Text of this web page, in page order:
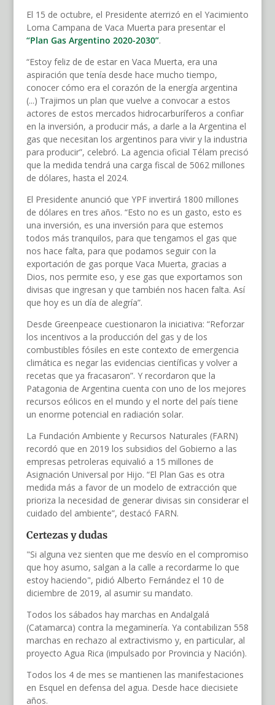
El 15 de octubre, el Presidente aterrizó en el Yacimiento
Loma Campana de Vaca Muerta para presentar el
“Plan Gas Argentino 2020-2030”.
“Estoy feliz de de estar en Vaca Muerta, era una
aspiración que tenía desde hace mucho tiempo,
conocer cómo era el corazón de la energía argentina
(...) Trajimos un plan que vuelve a convocar a estos
actores de estos mercados hidrocarburíferos a confiar
en la inversión, a producir más, a darle a la Argentina el
gas que necesitan los argentinos para vivir y la industria
para producir”, celebró. La agencia oficial Télam precisó
que la medida tendrá una carga fiscal de 5062 millones
de dólares, hasta el 2024.
El Presidente anunció que YPF invertirá 1800 millones
de dólares en tres años. “Esto no es un gasto, esto es
una inversión, es una inversión para que estemos
todos más tranquilos, para que tengamos el gas que
nos hace falta, para que podamos seguir con la
exportación de gas porque Vaca Muerta, gracias a
Dios, nos permite eso, y ese gas que exportamos son
divisas que ingresan y que también nos hacen falta. Así
que hoy es un día de alegría”.
Desde Greenpeace cuestionaron la iniciativa: “Reforzar
los incentivos a la producción del gas y de los
combustibles fósiles en este contexto de emergencia
climática es negar las evidencias científicas y volver a
recetas que ya fracasaron”. Y recordaron que la
Patagonia de Argentina cuenta con uno de los mejores
recursos eólicos en el mundo y el norte del país tiene
un enorme potencial en radiación solar.
La Fundación Ambiente y Recursos Naturales (FARN)
recordó que en 2019 los subsidios del Gobierno a las
empresas petroleras equivalió a 15 millones de
Asignación Universal por Hijo. “El Plan Gas es otra
medida más a favor de un modelo de extracción que
prioriza la necesidad de generar divisas sin considerar el
cuidado del ambiente”, destacó FARN.
Certezas y dudas
"Si alguna vez sienten que me desvío en el compromiso
que hoy asumo, salgan a la calle a recordarme lo que
estoy haciendo", pidió Alberto Fernández el 10 de
diciembre de 2019, al asumir su mandato.
Todos los sábados hay marchas en Andalgalá
(Catamarca) contra la megaminería. Ya contabilizan 558
marchas en rechazo al extractivismo y, en particular, al
proyecto Agua Rica (impulsado por Provincia y Nación).
Todos los 4 de mes se mantienen las manifestaciones
en Esquel en defensa del agua. Desde hace diecisiete
años.